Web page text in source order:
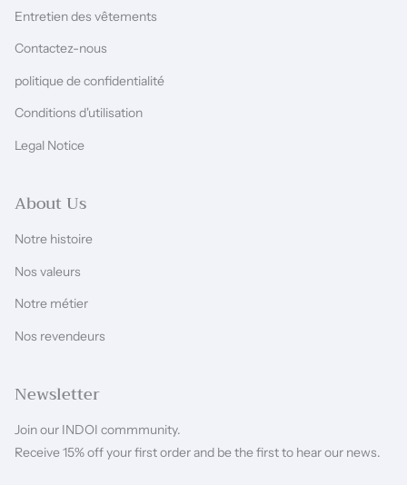
Entretien des vêtements
Contactez-nous
politique de confidentialité
Conditions d'utilisation
Legal Notice
About Us
Notre histoire
Nos valeurs
Notre métier
Nos revendeurs
Newsletter
Join our INDOI commmunity.
Receive 15% off your first order and be the first to hear our news.